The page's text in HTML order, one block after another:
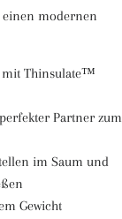
einen modernen
mit Thinsulate™
Partner zum
im Saum und
Gewicht